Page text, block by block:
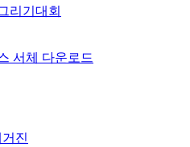
리기대회
서체 다운로드
진